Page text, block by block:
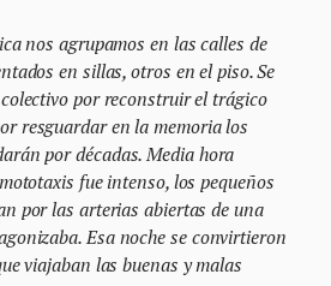
nos agrupamos en las calles de
en sillas, otros en el piso. Se
por reconstruir el trágico
resguardar en la memoria los
por décadas. Media hora
fue intenso, los pequeños
por las arterias abiertas de una
Esa noche se convirtieron
viajaban las buenas y malas